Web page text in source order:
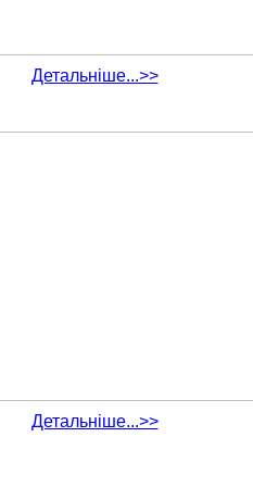
Детальніше...>>
Детальніше...>>